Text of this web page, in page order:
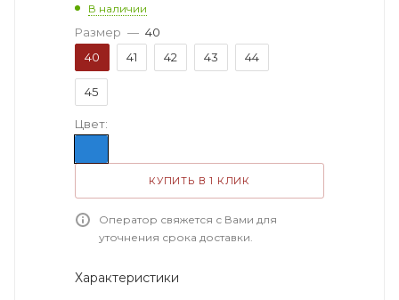
В наличии
Размер — 40
40
41 42 43 44
45
Цвет:
КУПИТЬ В 1 КЛИК
Оператор свяжется с Вами для
уточнения срока доставки.
Характеристики